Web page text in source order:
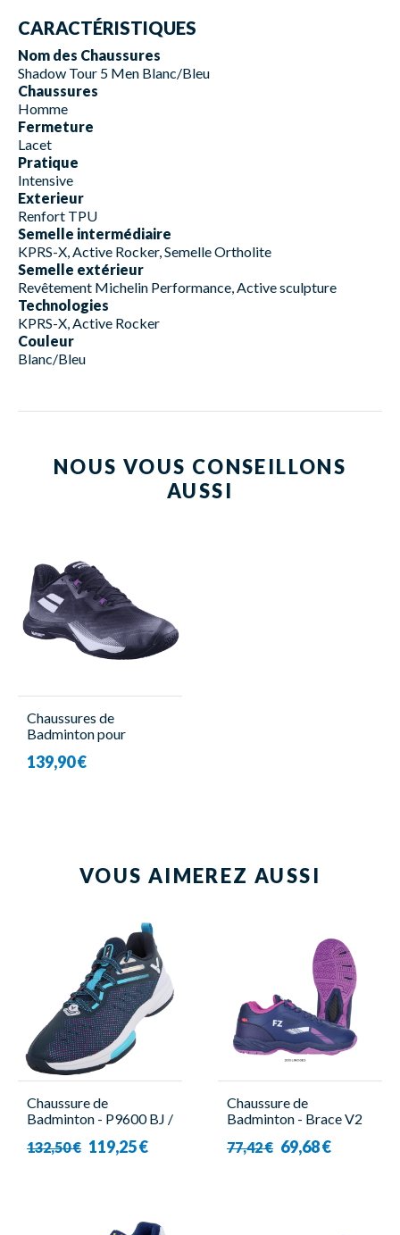
CARACTÉRISTIQUES
Nom des Chaussures
Shadow Tour 5 Men Blanc/Bleu
Chaussures
Homme
Fermeture
Lacet
Pratique
Intensive
Exterieur
Renfort TPU
Semelle intermédiaire
KPRS-X, Active Rocker, Semelle Ortholite
Semelle extérieur
Revêtement Michelin Performance, Active sculpture
Technologies
KPRS-X, Active Rocker
Couleur
Blanc/Bleu
NOUS VOUS CONSEILLONS
AUSSI
Chaussures de
Badminton pour
5 Men Noir/Violet -
139,90 €
VOUS AIMEREZ AUSSI
Chaussure de
Badminton - P9600 BJ /
132,50 € 119,25 €
Chaussure de
Badminton - Brace V2
77,42 € 69,68 €